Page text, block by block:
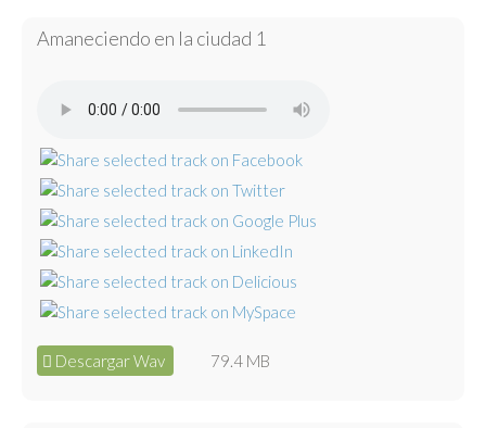
Amaneciendo en la ciudad 1
Descargar Wav 79.4 MB